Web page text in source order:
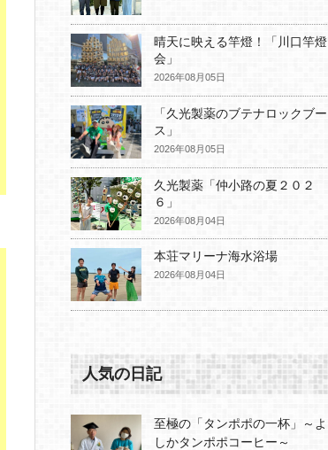
晴天に映える竿燈！「川口竿燈
会」
2026年08月05日
「久光製薬のブテナロックブー
ス」
2026年08月05日
久光製薬「仲小路の夏２０２
６」
2026年08月04日
本荘マリーナ海水浴場
2026年08月04日
人気の日記
至極の「タンポポの一杯」～よ
しかタンポポコーヒー～